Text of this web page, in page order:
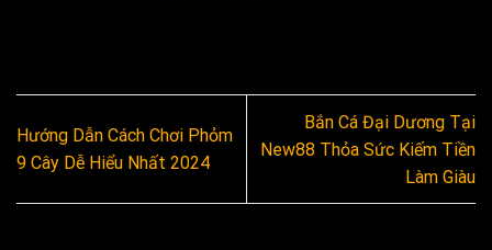
Hướng Dẫn Cách Chơi Phỏm
9 Cây Dễ Hiểu Nhất 2024
Bắn Cá Đại Dương Tại
New88 Thỏa Sức Kiếm Tiền
Làm Giàu